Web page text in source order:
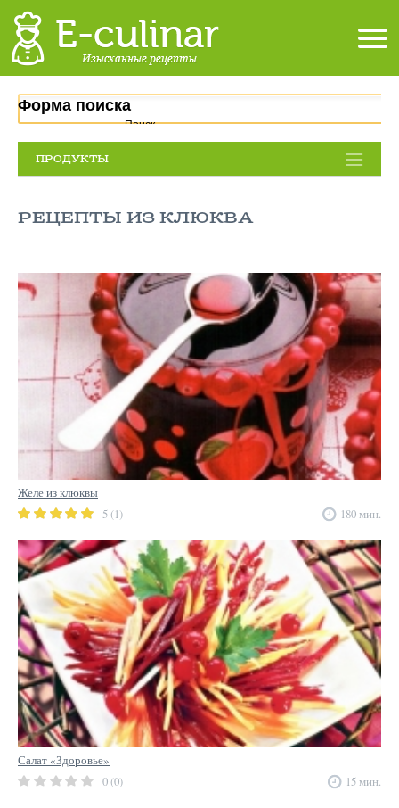
Форма поиска
Поиск
ПРОДУКТЫ
РЕЦЕПТЫ ИЗ КЛЮКВА
Желе из клюквы
5 (1)
180 мин.
Салат «Здоровье»
0 (0)
15 мин.